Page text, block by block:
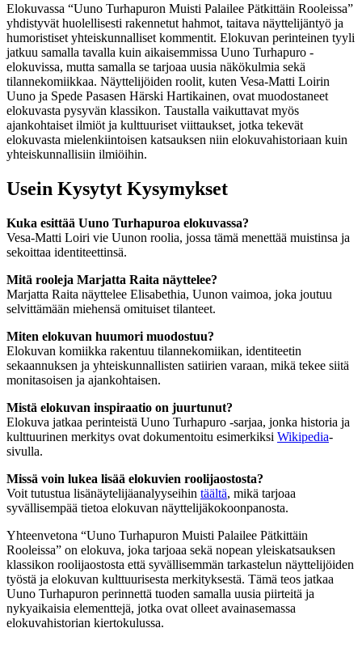
Elokuvassa “Uuno Turhapuron Muisti Palailee Pätkittäin Rooleissa”
yhdistyvät huolellisesti rakennetut hahmot, taitava näyttelijäntyö ja
humoristiset yhteiskunnalliset kommentit. Elokuvan perinteinen tyyli
jatkuu samalla tavalla kuin aikaisemmissa Uuno Turhapuro -
elokuvissa, mutta samalla se tarjoaa uusia näkökulmia sekä
tilannekomiikkaa. Näyttelijöiden roolit, kuten Vesa-Matti Loirin
Uuno ja Spede Pasasen Härski Hartikainen, ovat muodostaneet
elokuvasta pysyvän klassikon. Taustalla vaikuttavat myös
ajankohtaiset ilmiöt ja kulttuuriset viittaukset, jotka tekevät
elokuvasta mielenkiintoisen katsauksen niin elokuvahistoriaan kuin
yhteiskunnallisiin ilmiöihin.
Usein Kysytyt Kysymykset
Kuka esittää Uuno Turhapuroa elokuvassa?
Vesa-Matti Loiri vie Uunon roolia, jossa tämä menettää muistinsa ja
sekoittaa identiteettinsä.
Mitä rooleja Marjatta Raita näyttelee?
Marjatta Raita näyttelee Elisabethia, Uunon vaimoa, joka joutuu
selvittämään miehensä omituiset tilanteet.
Miten elokuvan huumori muodostuu?
Elokuvan komiikka rakentuu tilannekomiikan, identiteetin
sekaannuksen ja yhteiskunnallisten satiirien varaan, mikä tekee siitä
monitasoisen ja ajankohtaisen.
Mistä elokuvan inspiraatio on juurtunut?
Elokuva jatkaa perinteistä Uuno Turhapuro -sarjaa, jonka historia ja
kulttuurinen merkitys ovat dokumentoitu esimerkiksi Wikipedia-
sivulla.
Missä voin lukea lisää elokuvien roolijaostosta?
Voit tutustua lisänäytelijäanalyyseihin täältä, mikä tarjoaa
syvällisempää tietoa elokuvan näyttelijäkokoonpanosta.
Yhteenvetona “Uuno Turhapuron Muisti Palailee Pätkittäin
Rooleissa” on elokuva, joka tarjoaa sekä nopean yleiskatsauksen
klassikon roolijaostosta että syvällisemmän tarkastelun näyttelijöiden
työstä ja elokuvan kulttuurisesta merkityksestä. Tämä teos jatkaa
Uuno Turhapuron perinnettä tuoden samalla uusia piirteitä ja
nykyaikaisia elementtejä, jotka ovat olleet avainasemassa
elokuvahistorian kiertokulussa.